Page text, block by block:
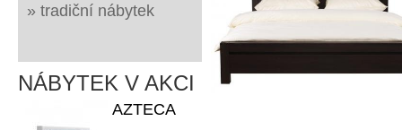
» tradiční nábytek
NÁBYTEK V AKCI
AZTECA